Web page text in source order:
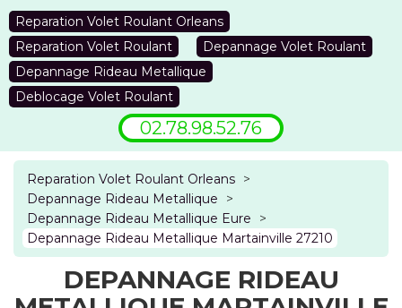
Reparation Volet Roulant Orleans
Reparation Volet Roulant
Depannage Volet Roulant
Depannage Rideau Metallique
Deblocage Volet Roulant
02.78.98.52.76
Reparation Volet Roulant Orleans >
Depannage Rideau Metallique
>
Depannage Rideau Metallique Eure
>
Depannage Rideau Metallique Martainville 27210
DEPANNAGE RIDEAU